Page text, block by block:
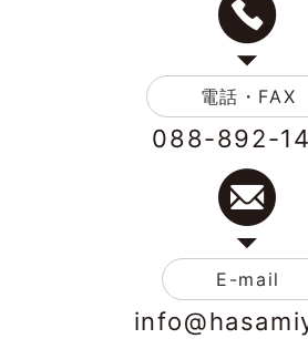
電話・FAX
088-892-
E-mail